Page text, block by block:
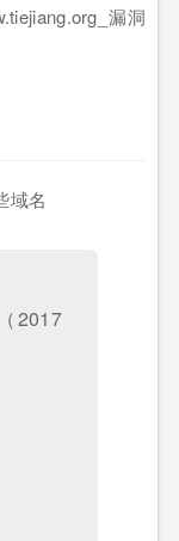
域名
2017